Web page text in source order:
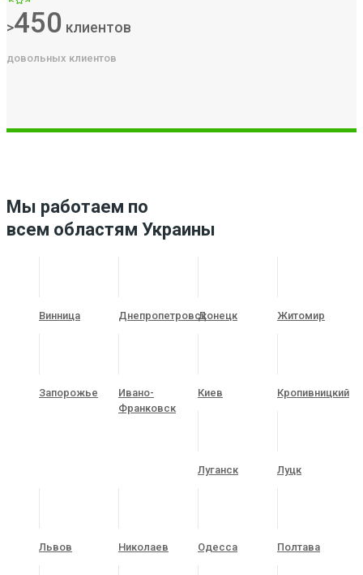
>450 клиентов
довольных клиентов
Мы работаем по
всем областям Украины
Винница ДнепропетровскДонецк Житомир
Запорожье
Ивано-
Франковск
Киев Кропивницкий
Луганск Луцк
Львов Николаев Одесса Полтава